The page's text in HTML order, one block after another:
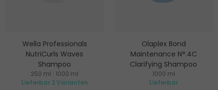
Wella Professionals
NutriCurls Waves
Shampoo
Shampoo für welliges Haar
250 ml
1000 ml
Lieferbar 2 Varianten
Olaplex Bond
Maintenance N°.4C
Clarifying Shampoo
Tiefenreinigendes und
stärkendes Shampoo
1000 ml
Lieferbar